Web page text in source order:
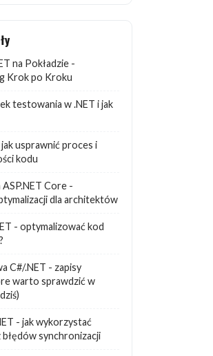
na Pokładzie -
Krok po Kroku
testowania w .NET i jak
usprawnić proces i
kodu
ASP.NET Core -
dla architektów
- optymalizować kod
C#/.NET - zapisy
warto sprawdzić w
- jak wykorzystać
synchronizacji